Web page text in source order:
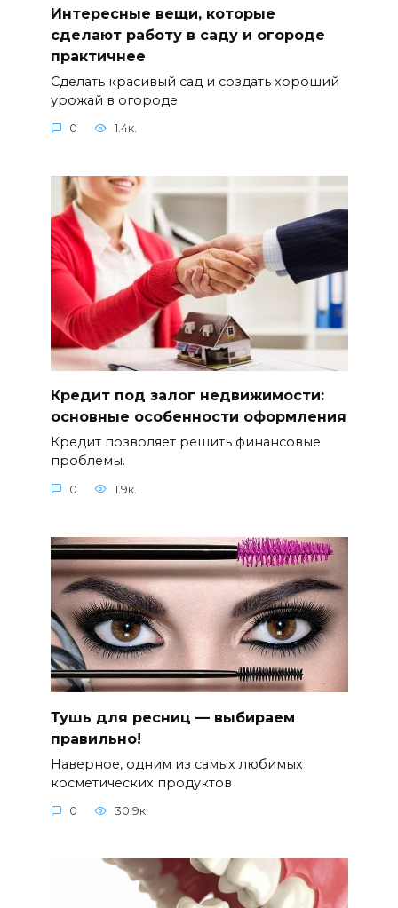
Интересные вещи, которые
сделают работу в саду и огороде
практичнее
Сделать красивый сад и создать хороший
урожай в огороде
0 1.4к.
Кредит под залог недвижимости:
основные особенности оформления
Кредит позволяет решить финансовые
проблемы.
0 1.9к.
Тушь для ресниц — выбираем
правильно!
Наверное, одним из самых любимых
косметических продуктов
0 30.9к.